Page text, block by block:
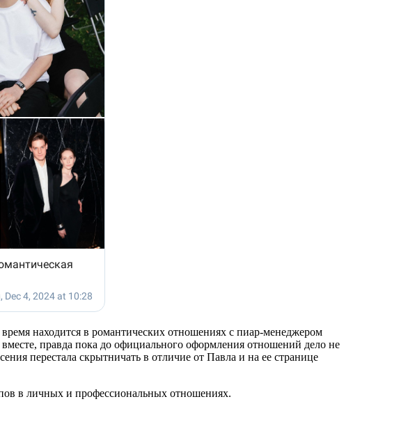
находится в романтических отношениях с пиар-менеджером
правда пока до официального оформления отношений дело не
перестала скрытничать в отличие от Павла и на ее странице
в личных и профессиональных отношениях.